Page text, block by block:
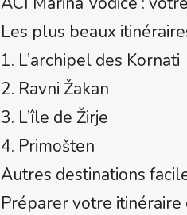
Les plus beaux
1. L’archipel des Kornati
2. Ravni Žakan
3. L’île de Žirje
4. Primošten
Autres destinations
Préparer votre itinéraire